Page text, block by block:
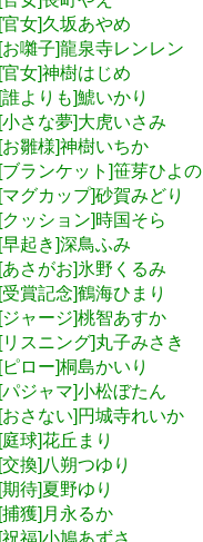
女]久坂あやめ
囃子]龍泉寺レンレン
女]神樹はじめ
よりも]鯱いかり
さな夢]大虎いさみ
雛様]神樹いちか
ランケット]笹芽ひよの
グカップ]砂賀みどり
ッション]時国そら
起き]深鳥ふみ
さがお]氷野くるみ
賞記念]鶴海ひまり
ャージ]桃智あすか
スニング]丸子みさき
ロー]桐島かいり
ジャマ]小松ぼたん
さない]円城寺れいか
球]花丘まり
換]八朔つゆり
待]夏野ゆり
獲]月永るか
福]小鳩あずさ